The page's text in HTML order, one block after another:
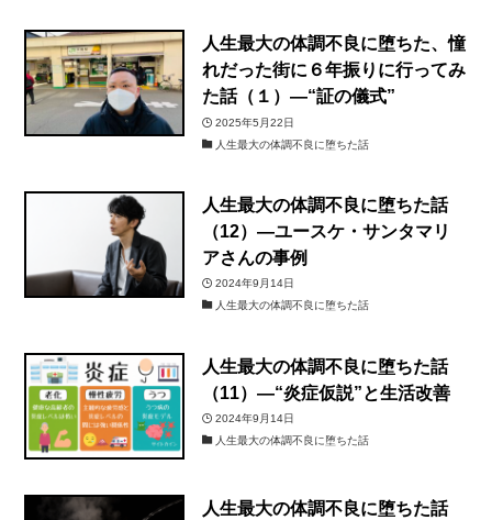
人生最大の体調不良に堕ちた、憧
れだった街に６年振りに行ってみ
た話（１）―“証の儀式”
2025年5月22日
人生最大の体調不良に堕ちた話
人生最大の体調不良に堕ちた話
（12）―ユースケ・サンタマリ
アさんの事例
2024年9月14日
人生最大の体調不良に堕ちた話
人生最大の体調不良に堕ちた話
（11）―“炎症仮説”と生活改善
2024年9月14日
人生最大の体調不良に堕ちた話
人生最大の体調不良に堕ちた話